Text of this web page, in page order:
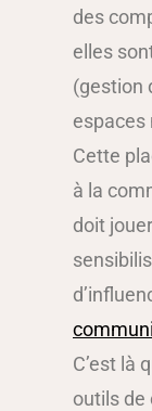
des
elles
(gestion
espaces
Cette
à la
doit
C’est là
outils de